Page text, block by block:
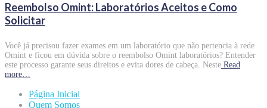
Reembolso Omint: Laboratórios Aceitos e Como
Solicitar
Você já precisou fazer exames em um laboratório que não pertencia à rede
Omint e ficou em dúvida sobre o reembolso Omint laboratórios? Entender
este processo garante seus direitos e evita dores de cabeça. Neste Read
more…
Página Inicial
Quem Somos